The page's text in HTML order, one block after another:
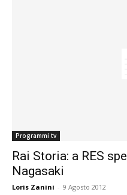
Programmi tv
Rai Storia: a RES
Nagasaki
Loris Zanini - 9 Agosto 2012